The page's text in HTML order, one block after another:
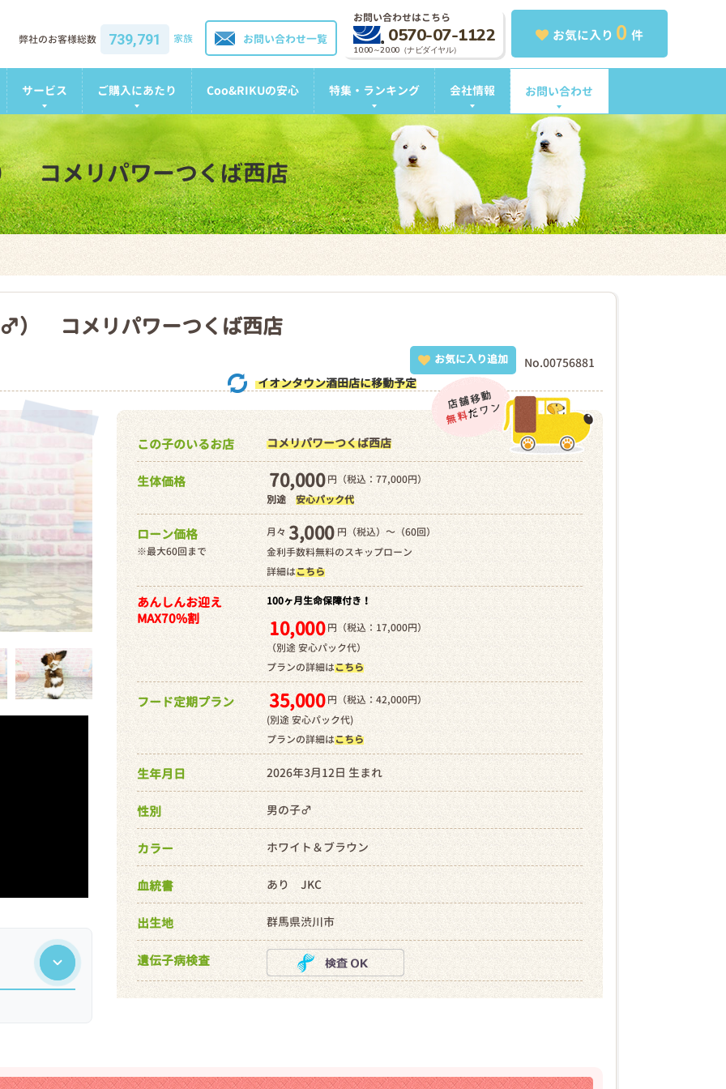
お気に入り 0 件
お問い合わせはこちら
0570-07-1122
10:00～20:00（ナビダイヤル）
お問い合わせ一覧
弊社のお客様総数 739,791 家族
サービス ご購入にあたり Coo&RIKUの安心 特集・ランキング 会社情報 お問い合わせ
コメリパワーつくば西店
） コメリパワーつくば西店
No.00756881
お気に入り追加
イオンタウン酒田店に移動予定
この子のいるお店 コメリパワーつくば西店
生体価格 70,000円（税込：77,000円）
別途 安心パック代
ローン価格
※最大60回まで
月々 3,000 円（税込）～（60回）
金利手数料無料のスキップローン
詳細はこちら
あんしんお迎え
MAX70%割
100ヶ月生命保障付き！
10,000 円（税込：17,000円）
（別途 安心パック代）
プランの詳細はこちら
フード定期プラン 35,000 円（税込：42,000円）
(別途 安心パック代)
プランの詳細はこちら
生年月日 2026年3月12日 生まれ
性別 男の子♂
カラー ホワイト＆ブラウン
血統書 あり JKC
出生地 群馬県渋川市
遺伝子病検査